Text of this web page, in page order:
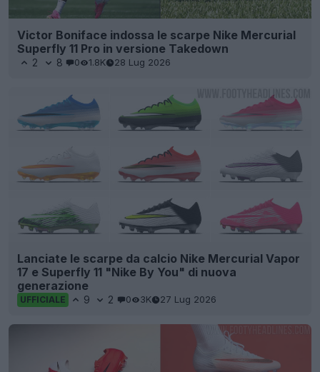
Victor Boniface indossa le scarpe Nike Mercurial
Superfly 11 Pro in versione Takedown
2 8 0 1.8K 28 Lug 2026
Lanciate le scarpe da calcio Nike Mercurial Vapor
17 e Superfly 11 "Nike By You" di nuova
generazione
UFFICIALE 9 2 0 3K 27 Lug 2026